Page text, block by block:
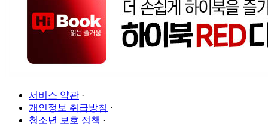
서비스 약관 ·
개인정보 취급방침 ·
청소년 보호 정책 ·